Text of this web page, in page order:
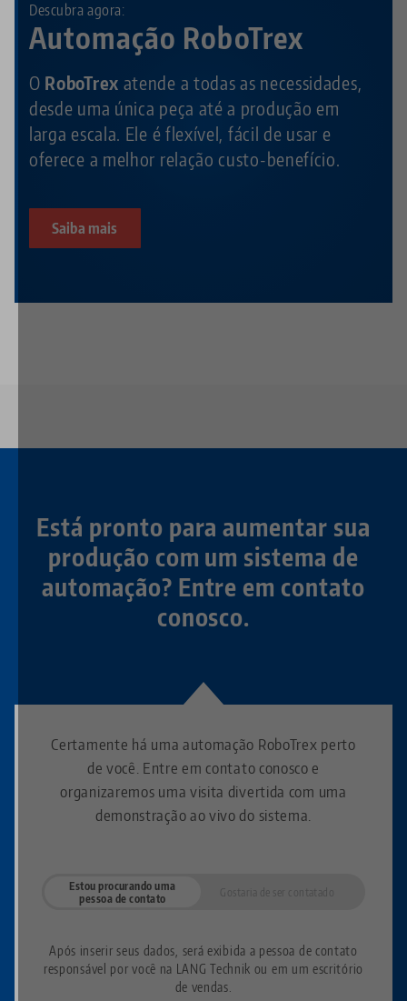
Automação RoboTrex
Descubra agora:
O RoboTrex atende a todas as necessidades,
desde uma única peça até a produção em
larga escala. Ele é flexível, fácil de usar e
oferece a melhor relação custo-benefício.
Saiba mais
Está pronto para aumentar sua
produção com um sistema de
automação? Entre em contato
conosco.
Certamente há uma automação RoboTrex perto
de você. Entre em contato conosco e
organizaremos uma visita divertida com uma
demonstração ao vivo do sistema.
Estou procurando uma
pessoa de contato
Gostaria de ser contatado
Após inserir seus dados, será exibida a pessoa de contato
responsável por você na LANG Technik ou em um escritório
de vendas.